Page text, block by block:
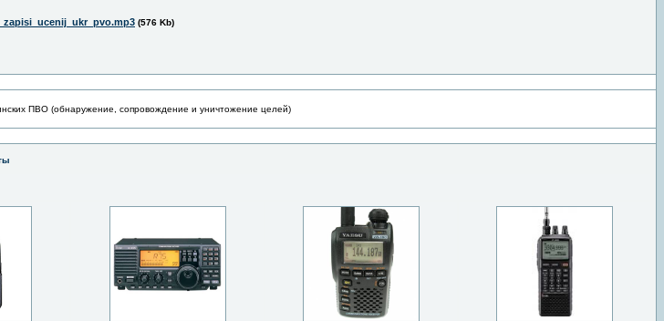
(576 Kb)
ПВО (обнаружение, сопровождение и уничтожение целей)